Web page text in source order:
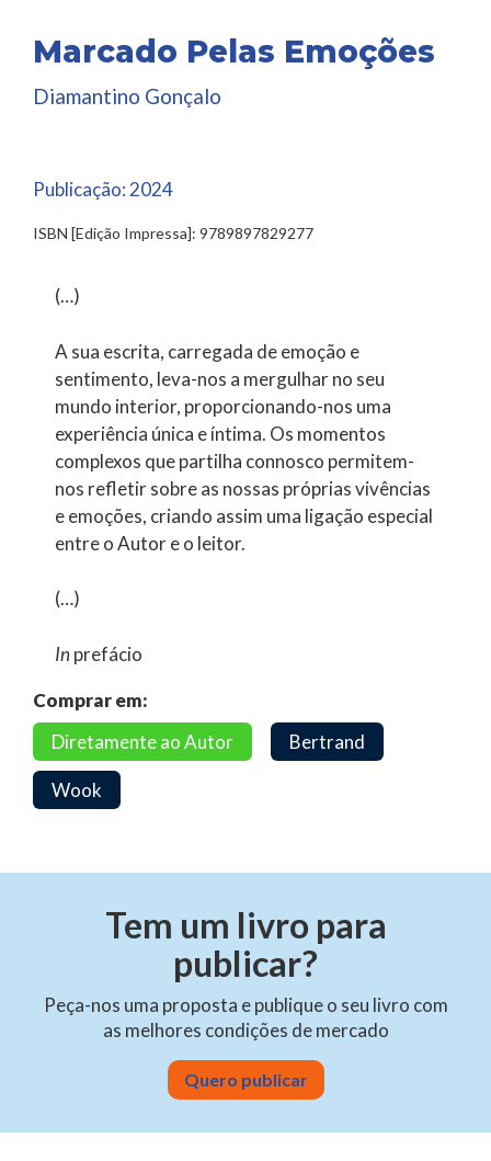
Marcado Pelas Emoções
Diamantino Gonçalo
Publicação: 2024
ISBN [Edição Impressa]: 9789897829277
(…)
A sua escrita, carregada de emoção e
sentimento, leva-nos a mergulhar no seu
mundo interior, proporcionando-nos uma
experiência única e íntima. Os momentos
complexos que partilha connosco permitem-
nos refletir sobre as nossas próprias vivências
e emoções, criando assim uma ligação especial
entre o Autor e o leitor.
(…)
Inprefácio
Comprar em:
Diretamente ao Autor
Bertrand
Wook
Tem um livro para
publicar?
Peça-nos uma proposta e publique o seu livro com
as melhores condições de mercado
Quero publicar